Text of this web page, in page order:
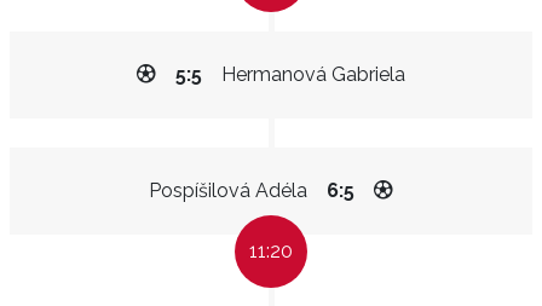
Hermanová Gabriela
5:5
Pospíšilová Adéla 6:5
11:20